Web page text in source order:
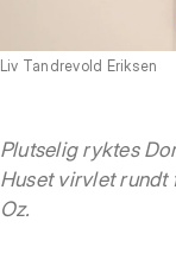
Liv Tandrevold Eriksen
Plutselig ryktes
Huset virvlet
Oz.